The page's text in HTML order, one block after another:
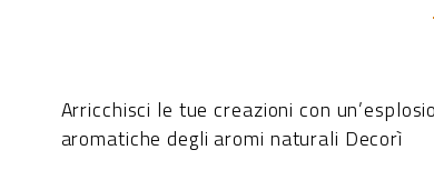
Arricchisci le tue creazioni con
aromatiche degli aromi naturali Decorì